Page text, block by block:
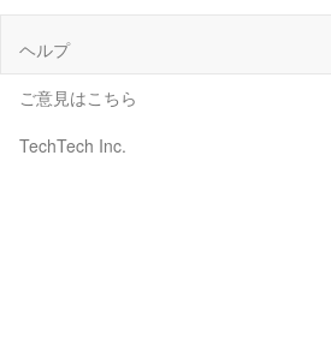
ヘルプ
ご意見はこちら
TechTech Inc.